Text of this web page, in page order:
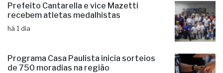
Prefeito Cantarella e vice Mazetti
recebem atletas medalhistas
há 1 dia
Programa Casa Paulista inicia sorteios
de 750 moradias na região